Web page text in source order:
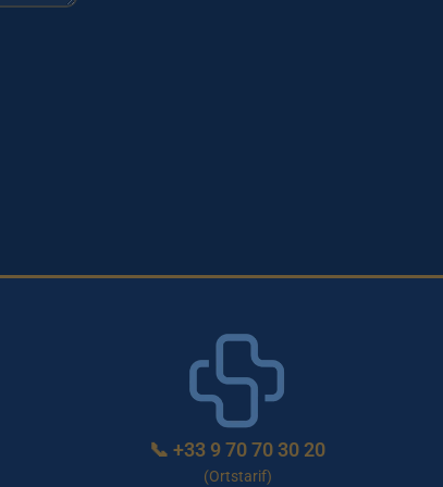
📞 +33 9 70 70 30 20
(Ortstarif)